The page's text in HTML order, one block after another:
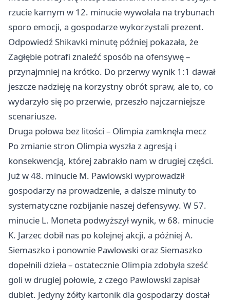
rzucie karnym w 12. minucie wywołała na trybunach
sporo emocji, a gospodarze wykorzystali prezent.
Odpowiedź Shikavki minutę później pokazała, że
Zagłębie potrafi znaleźć sposób na ofensywę –
przynajmniej na krótko. Do przerwy wynik 1:1 dawał
jeszcze nadzieję na korzystny obrót spraw, ale to, co
wydarzyło się po przerwie, przeszło najczarniejsze
scenariusze.
Druga połowa bez litości – Olimpia zamknęła mecz
Po zmianie stron Olimpia wyszła z agresją i
konsekwencją, której zabrakło nam w drugiej części.
Już w 48. minucie M. Pawlowski wyprowadził
gospodarzy na prowadzenie, a dalsze minuty to
systematyczne rozbijanie naszej defensywy. W 57.
minucie L. Moneta podwyższył wynik, w 68. minucie
K. Jarzec dobił nas po kolejnej akcji, a później A.
Siemaszko i ponownie Pawlowski oraz Siemaszko
dopełnili dzieła – ostatecznie Olimpia zdobyła sześć
goli w drugiej połowie, z czego Pawlowski zapisał
dublet. Jedyny żółty kartonik dla gospodarzy dostał